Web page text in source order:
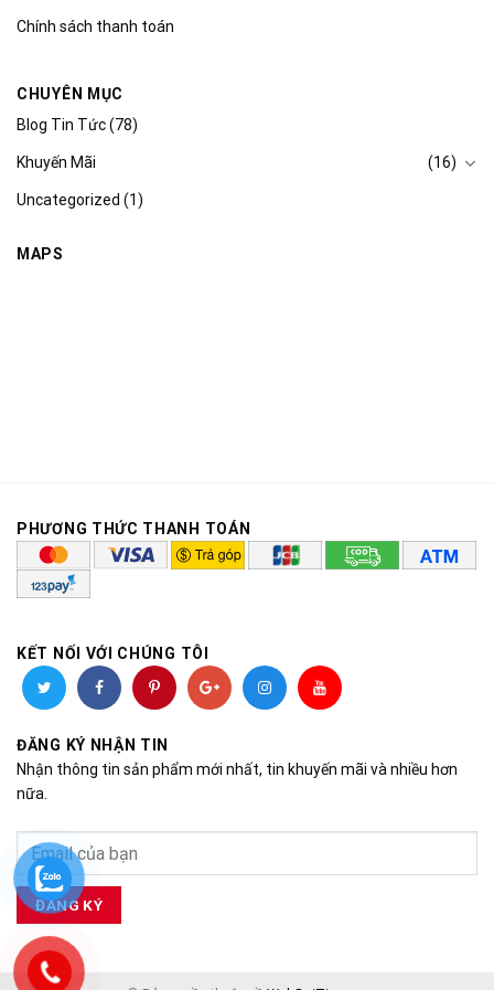
Chính sách thanh toán
CHUYÊN MỤC
Blog Tin Tức(78)
Khuyến Mãi (16)
Uncategorized (1)
MAPS
PHƯƠNG THỨC THANH TOÁN
KẾT NỐI VỚI CHÚNG TÔI
ĐĂNG KÝ NHẬN TIN
Nhận thông tin sản phẩm mới nhất, tin khuyến mãi và nhiều hơn
nữa.